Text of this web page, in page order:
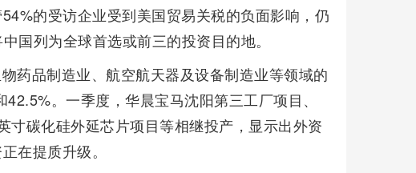
的受访企业受到美国贸易关税的负面影响，仍
国列为全球首选或前三的投资目的地。
药品制造业、航空航天器及设备制造业等领域的
。一季度，华晨宝马沈阳第三工厂项目、
碳化硅外延芯片项目等相继投产，显示出外资
在提质升级。